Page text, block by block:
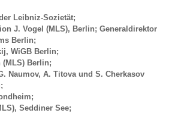
Leibniz-Sozietät;
J. Vogel (MLS), Berlin; Generaldirektor
Berlin;
WiGB Berlin;
(MLS) Berlin;
Naumov, A. Titova und S. Cherkasov
Seddiner See;